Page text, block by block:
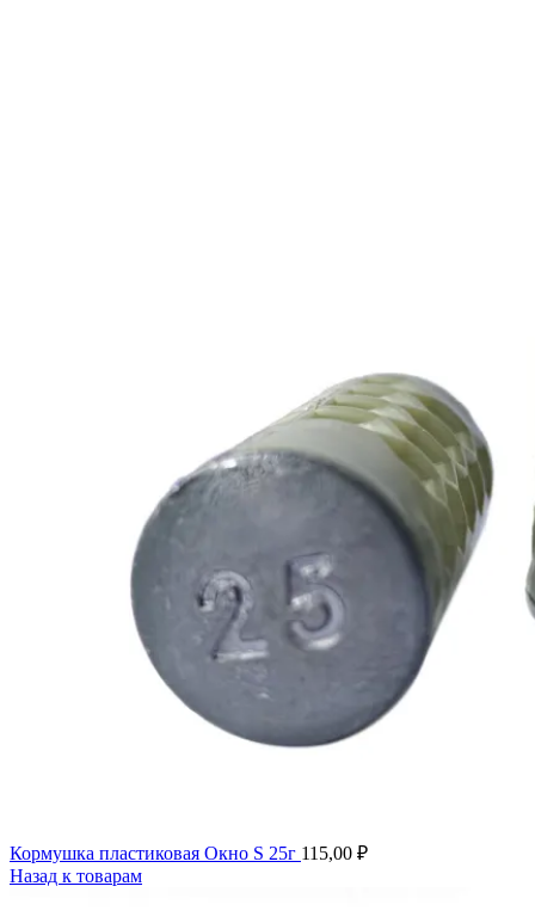
Кормушка пластиковая Окно S 25г 115,00 ₽
Назад к товарам